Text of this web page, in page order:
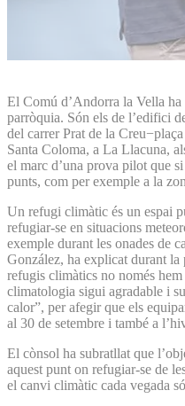
El Comú d’Andorra la Vella
parròquia. Són els de l’edifici
del carrer Prat de la
Santa Coloma, a La Llacuna,
el marc d’una prova pilot que
punts, com per exemple a la
Un refugi climàtic és un espai
refugiar-se en situacions
exemple durant les onades de
González, ha explicat durant la
refugis climàtics no només
climatologia sigui agradable i
calor”, per afegir que els
al 30 de setembre i també a
El cònsol ha subratllat que
aquest punt on refugiar-se de
el canvi climàtic cada vegada